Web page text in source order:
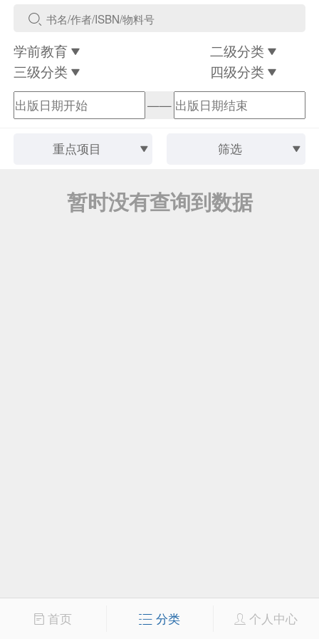
学前教育
二级分类
三级分类
四级分类
——
重点项目 筛选
暂时没有查询到数据
首页 分类 个人中心